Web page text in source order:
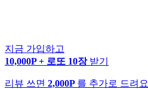
지금 가입하고
10,000P + 로또 10장 받기
리뷰 쓰면 2,000P 를 추가로 드려요